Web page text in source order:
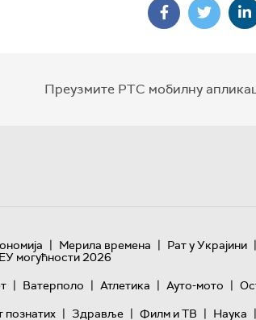
Преузмите РТС мобилну
| Мерила времена | Рат у Украјини |
ЕУ могућности 2026
| Ватерполо | Атлетика | Ауто-мото |
познатих | Здравље | Филм и ТВ | Наука |